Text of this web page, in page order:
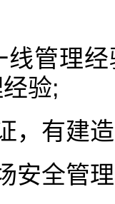
线管理
验;
，有建
安全管